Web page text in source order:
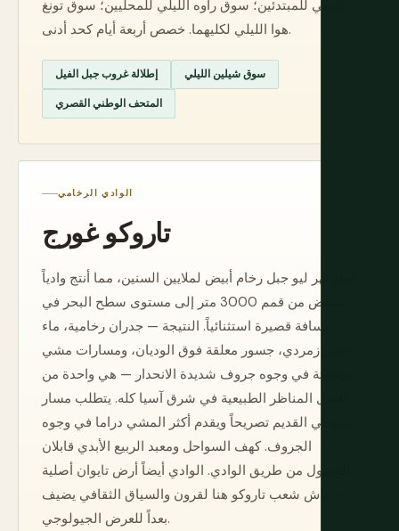
الليلي للمبتدئين؛ سوق راوه الليلي للمحليين؛ سوق تونغ
هوا الليلي لكليهما. خصص أربعة أيام كحد أدنى.
إطلالة غروب جبل الفيل سوق شيلين الليلي
المتحف الوطني القصري
الوادي الرخامي
تاروكو غورج
قطع نهر ليو جبل رخام أبيض لملايين السنين، مما أنتج وادياً
ينخفض من قمم 3000 متر إلى مستوى سطح البحر في
مسافة قصيرة استثنائياً. النتيجة — جدران رخامية، ماء
أخضر زمردي، جسور معلقة فوق الوديان، ومسارات مشي
منحوتة في وجوه جروف شديدة الانحدار — هي واحدة من
أفضل المناظر الطبيعية في شرق آسيا كله. يتطلب مسار
تشويلي القديم تصريحاً ويقدم أكثر المشي دراما في وجوه
الجروف. كهف السواحل ومعبد الربيع الأبدي قابلان
للوصول من طريق الوادي. الوادي أيضاً أرض تايوان أصلية
— عاش شعب تاروكو هنا لقرون والسياق الثقافي يضيف
بعداً للعرض الجيولوجي.